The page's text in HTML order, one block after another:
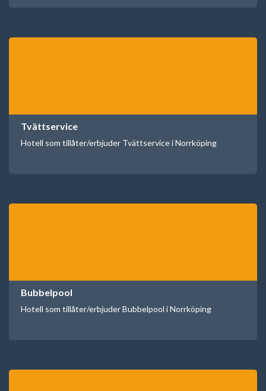
Tvättservice
Hotell som tillåter/erbjuder Tvättservice i Norrköping
Bubbelpool
Hotell som tillåter/erbjuder Bubbelpool i Norrköping